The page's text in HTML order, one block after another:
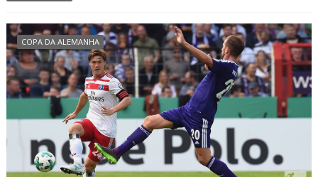
COPA DA ALEMANHA